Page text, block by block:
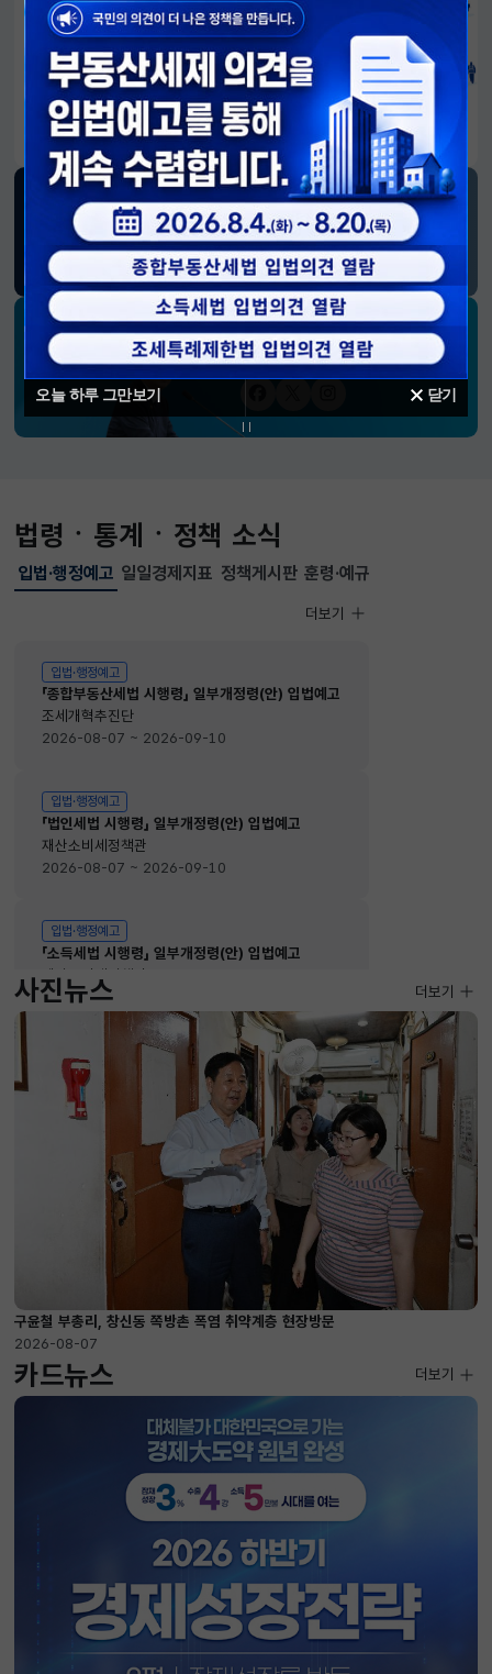
오늘 하루 그만보기 닫기
알림판
국민이 만든 대전환의 길-회복과 도약, 모두의 1년
재정경제부 SNS 소식
블로그페이스북트위터(X)유튜브인스타그램
소통하는 경제 리더 구윤철 장관의
SNS 채널
법령ㆍ통계ㆍ정책 소식
입법·행정예고
선택됨
입법·행정예고
입법·행정예고
「종합부동산세법 시행령」 일부개정령(안) 입법예고
조세개혁추진단
2026-08-07 ~ 2026-09-10
입법·행정예고
「법인세법 시행령」 일부개정령(안) 입법예고
재산소비세정책관
2026-08-07 ~ 2026-09-10
입법·행정예고
「소득세법 시행령」 일부개정령(안) 입법예고
재산소비세정책관
2026-08-07 ~ 2026-09-10
입법·행정예고
더보기
일일경제지표 정책게시판 훈령·예규
사진뉴스
구윤철 부총리, 창신동 쪽방촌 폭염 취약계층 현장방문
2026-08-07
사진뉴스
더보기
카드뉴스 더보기